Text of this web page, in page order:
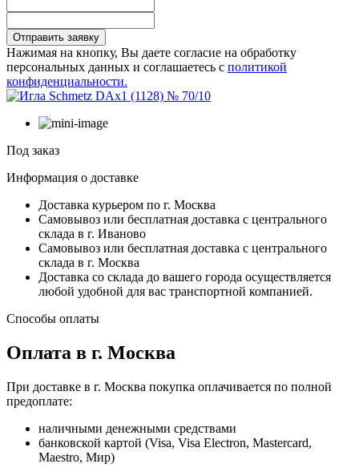
Отправить заявку
Нажимая на кнопку, Вы даете согласие на обработку
персональных данных и соглашаетесь с политикой
конфиденциальности.
Под заказ
Информация о доставке
Доставка курьером по г. Москва
Самовывоз или бесплатная доставка с центрального
склада в г. Иваново
Самовывоз или бесплатная доставка с центрального
склада в г. Москва
Доставка со склада до вашего города осуществляется
любой удобной для вас транспортной компанией.
Способы оплаты
Оплата в г. Москва
При доставке в г. Москва покупка оплачивается по полной
предоплате:
наличными денежными средствами
банковской картой (Visa, Visa Electron, Mastercard,
Maestro, Мир)